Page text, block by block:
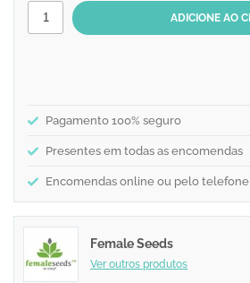
Pagamento 100% seguro
Presentes em todas as encomendas
Encomendas online ou pelo telefone
Female Seeds
Ver outros produtos